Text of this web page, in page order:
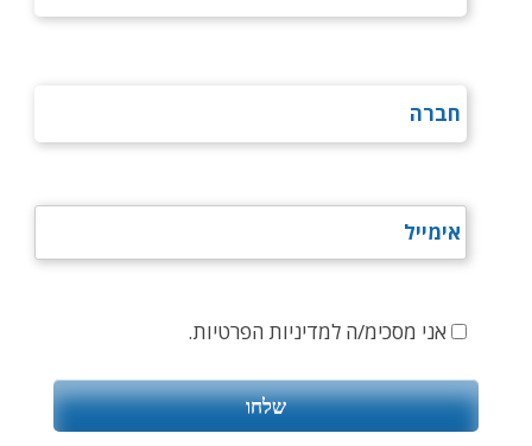
אני מסכימ/ה למדיניות הפרטיות.